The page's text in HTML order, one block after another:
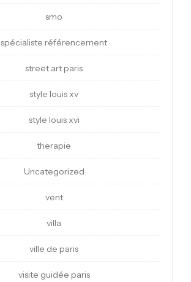
smo
spécialiste référencement
street art paris
style louis xv
style louis xvi
therapie
Uncategorized
vent
villa
ville de paris
visite guidée paris